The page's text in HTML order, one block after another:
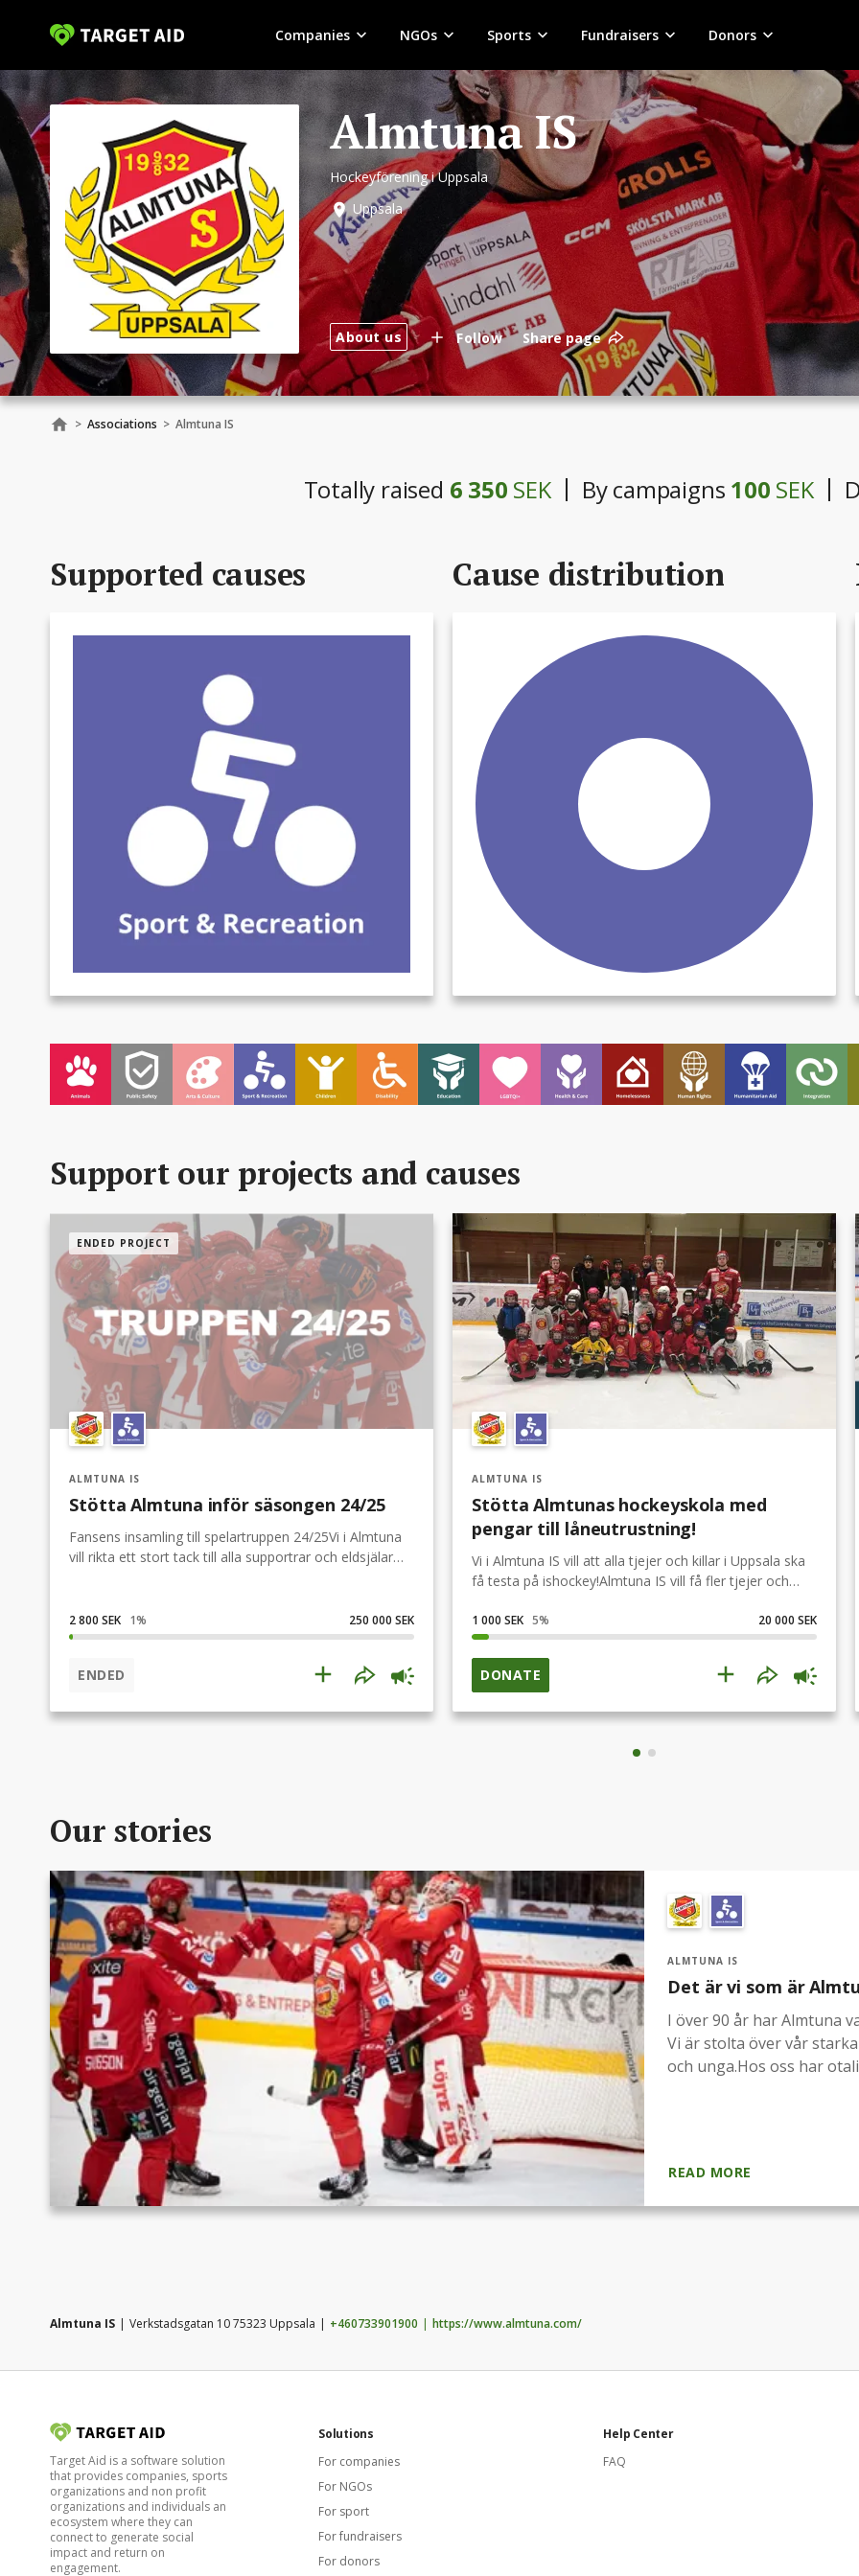
Companies NGOs Sports Fundraisers Donors
Almtuna IS
Hockeyförening i Uppsala
Uppsala
About us Follow Share page
> Associations > Almtuna IS
Totally raised 6 350 SEK By campaigns 100 SEK
Supported causes Cause distribution
Support our projects and causes
ENDED PROJECT
ALMTUNA IS
Stötta Almtuna inför säsongen 24/25
Fansens insamling till spelartruppen 24/25Vi i Almtuna
vill rikta ett stort tack till alla supportrar och eldsjälar
vad vi hade önskat efter åttondelsfinal förlusten mot
Nybro.Nu vill vi i Almtuna kraftsamla inför säsongen
möjligt på banan behöver vi din hjälp! Vi startar nu en
säsong. Vi vill ge klubben möjlighet, att vara med om
supportrar och eldsjälar!Stötta insamlingen med ett
bidrag!Dela insamlingen i era egna sociala medier för
uppdateringar via mail!
2 800 SEK 1% 250 000 SEK
ENDED
ALMTUNA IS
Stötta Almtunas hockeyskola med
pengar till låneutrustning!
Vi i Almtuna IS vill att alla tjejer och killar i Uppsala ska
få testa på ishockey!Almtuna IS vill få fler tjejer och
gemenskap som sporten och föreningen erbjuder. I
Hockeyskolan är alla välkomna! Oavsett om man är
nybörjare eller om man redan lärt sig att åka lite
grann.För att vi ska få så många tjejer och killar som
pengar behöver vi kunna låna ut utrustning. Vi vill därför
genom att erbjuda låneutrustning kan väcka intresset
1 000 SEK 5% 20 000 SEK
DONATE
Our stories
ALMTUNA IS
Det är vi som är
I över 90 år har Almtuna
Vi är stolta över vår
och unga.Hos oss har
vänskapsband.I en kall
och flickorna i
READ MORE
Almtuna IS Verkstadsgatan 10 75323 Uppsala +460733901900 https://www.almtuna.com/
Target Aid is a software solution
that provides companies, sports
organizations and non profit
organizations and individuals an
ecosystem where they can
connect to generate social
impact and return on
engagement.
Solutions
For companies
For NGOs
For sport
For fundraisers
For donors
Help Center
FAQ